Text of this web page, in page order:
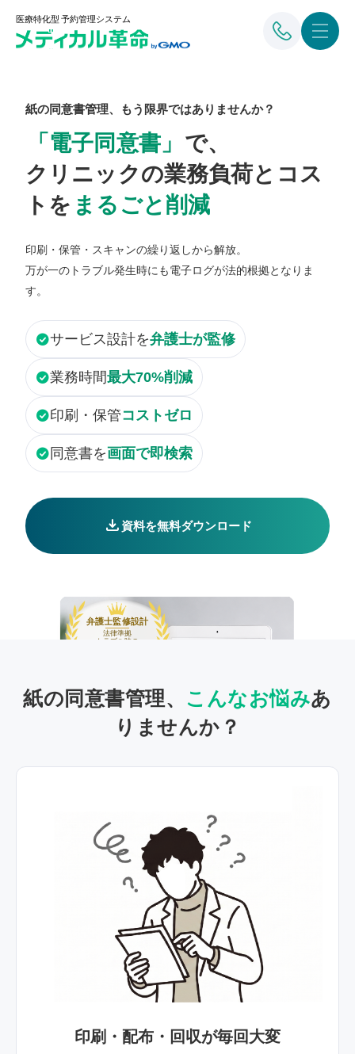
医療特化型 予約管理システム
紙の同意書管理、もう限界ではありませんか？
「電子同意書」 で、
クリニックの業務負荷とコス
トを まるごと削減
印刷・保管・スキャンの繰り返しから解放。
万が一のトラブル発生時にも電子ログが法的根拠となりま
す。
check_circleサービス設計を弁護士が監修
check_circle業務時間最大70%削減
check_circle印刷・保管コストゼロ
check_circle 同意書を画面で即検索
download 資料を無料ダウンロード
弁護士監修設計
法律準拠
トラブル時の
紙の同意書管理、 こんなお悩みあ
りませんか？
印刷・配布・回収が毎回大変